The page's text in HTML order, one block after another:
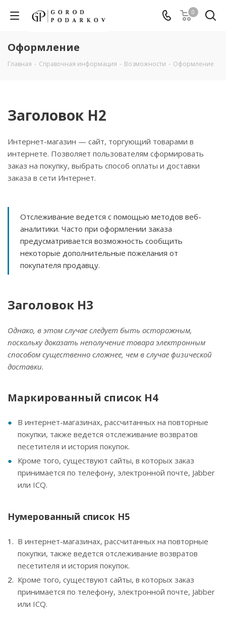
0
Оформление
Главная - Справочная информация - Возможности - Оформление
Заголовок H2
Интернет-магазин — сайт, торгующий товарами в
интернете. Позволяет пользователям сформировать
заказ на покупку, выбрать способ оплаты и доставки
заказа в сети Интернет.
Отслеживание ведется с помощью методов веб-
аналитики. Часто при оформлении заказа
предусматривается возможность сообщить
некоторые дополнительные пожелания от
покупателя продавцу.
Заголовок H3
Однако, в этом случае следует быть осторожным,
поскольку доказать неполучение товара электронным
способом существенно сложнее, чем в случае физической
доставки.
Маркированный список H4
В интернет-магазинах, рассчитанных на повторные
покупки, также ведется отслеживание возвратов
песетителя и история покупок.
Кроме того, существуют сайты, в которых заказ
принимается по телефону, электронной почте, Jabber
или ICQ.
Нумерованный список H5
В интернет-магазинах, рассчитанных на повторные
покупки, также ведется отслеживание возвратов
песетителя и история покупок.
Кроме того, существуют сайты, в которых заказ
принимается по телефону, электронной почте, Jabber
или ICQ.